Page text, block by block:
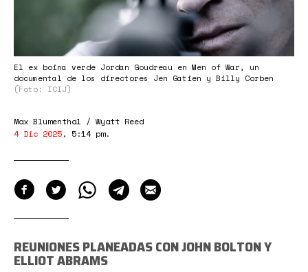
El ex boina verde Jordan Goudreau en Men of War, un
documental de los directores Jen Gatien y Billy Corben
(Foto: ICIJ)
Max Blumenthal / Wyatt Reed
4 Dic 2025, 5:14 pm.
REUNIONES PLANEADAS CON JOHN BOLTON Y
ELLIOT ABRAMS